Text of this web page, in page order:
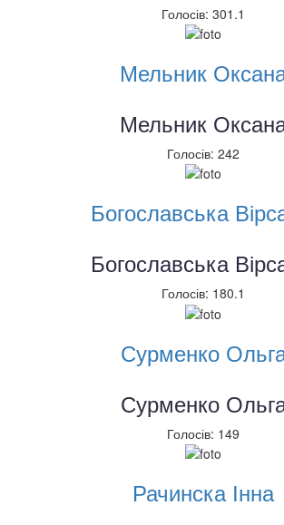
Голосів: 301.1
Мельник
Мельник
Голосів: 242
Богославська
Богославська
Голосів: 180.1
Сурменко
Сурменко
Голосів: 149
Рачинска Інна